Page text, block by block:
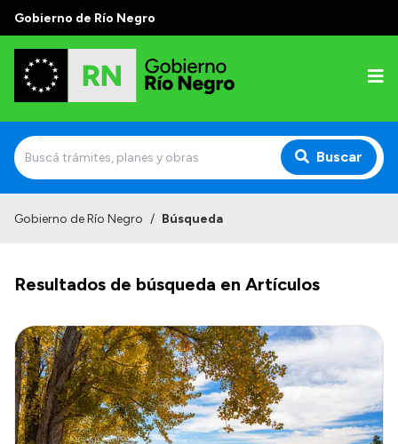
Gobierno de Río Negro
Buscar
Prensa
Autoridades y Organismos
Discursos en la Legislatura
Casa de Gobierno
Acerca de Río Negro
Gobierno de Río Negro / Búsqueda
Resultados de búsqueda en Artículos